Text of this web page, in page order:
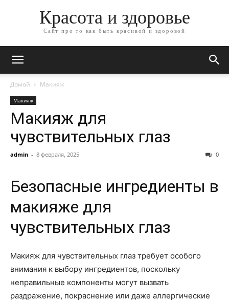
Красота и здоровье
Сайт про то как быть красивой и здоровой
Домой Макияж
Макияж
Макияж для
чувствительных глаз
admin - 8 февраля, 2025 0
Безопасные ингредиенты в
макияже для
чувствительных глаз
Макияж для чувствительных глаз требует особого
внимания к выбору ингредиентов, поскольку
неправильные компоненты могут вызвать
раздражение, покраснение или даже аллергические